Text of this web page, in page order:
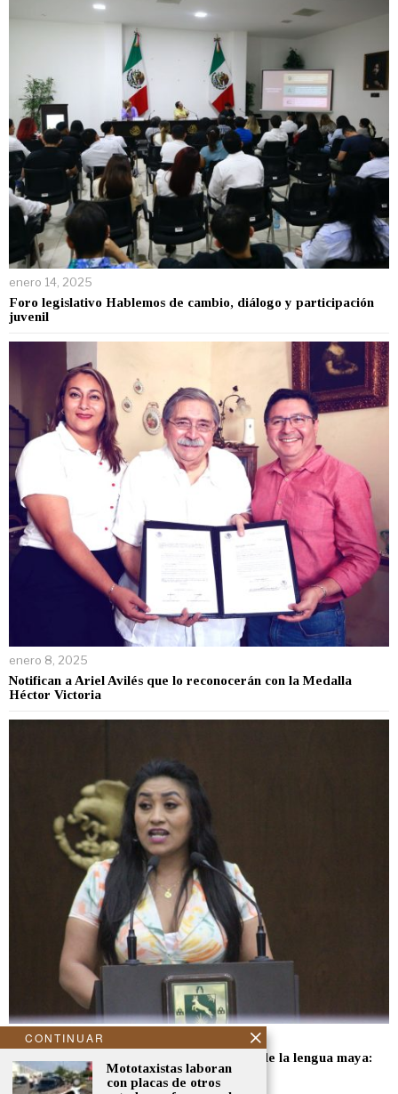
enero 14, 2025
Foro legislativo Hablemos de cambio, diálogo y participación
juvenil
enero 8, 2025
Notifican a Ariel Avilés que lo reconocerán con la Medalla
Héctor Victoria
diciembre 16, 2024
Pedro Pablo Chuc, ejemplo de enseñanza de la lengua maya:
Rosana Couoh
CONTINUAR
Mototaxistas laboran
con placas de otros